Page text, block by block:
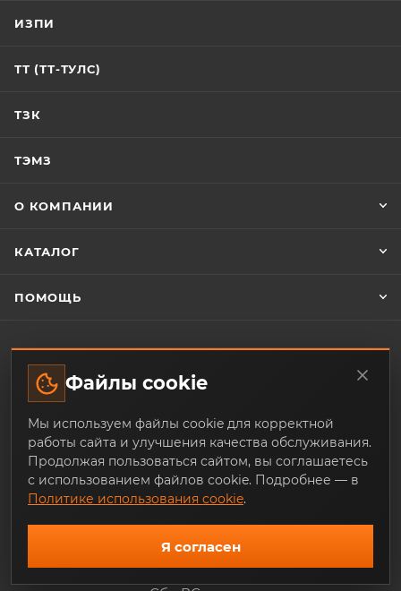
ИЗПИ
ТТ (ТТ-ТУЛС)
ТЗК
ТЭМЗ
О КОМПАНИИ
КАТАЛОГ
ПОМОЩЬ
ЗАКАЗАТЬ ОБРАТНЫЙ ЗВОНОК
+7 (343) 253-07-64
mail@trade-techno.ru
г. Екатеринбург, ул. Ангарская, 77-
119
Файлы cookie
Мы используем файлы cookie для корректной
работы сайта и улучшения качества обслуживания.
Продолжая пользоваться сайтом, вы соглашаетесь
с использованием файлов cookie. Подробнее — в
Политике использования cookie.
Я согласен